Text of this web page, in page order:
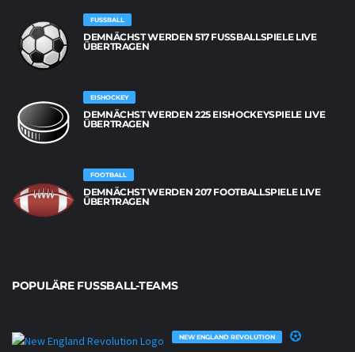
FUSSBALL
DEMNÄCHST WERDEN 517 FUSSBALLSPIELE LIVE Ü
BERTRAGEN
EISHOCKEY
DEMNÄCHST WERDEN 225 EISHOCKEYSPIELE LIVE
ÜBERTRAGEN
FOOTBALL
DEMNÄCHST WERDEN 207 FOOTBALLSPIELE LIVE
ÜBERTRAGEN
POPULÄRE FUSSBALL-TEAMS
NEW ENGLAND REVOLUTION